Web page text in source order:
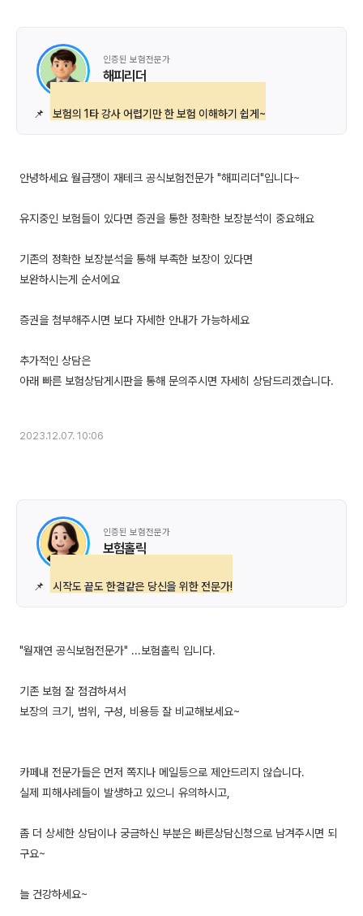
인증된 보험전문가
해피리더
📌 보험의 1타 강사 어렵기만 한 보험 이해하기 쉽게~
안녕하세요 월급쟁이 재테크 공식보험전문가 "해피리더"입니다~
유지중인 보험들이 있다면 증권을 통한 정확한 보장분석이 중요해요
기존의 정확한 보장분석을 통해 부족한 보장이 있다면
보완하시는게 순서에요
증권을 첨부해주시면 보다 자세한 안내가 가능하세요
추가적인 상담은
아래 빠른 보험상담게시판을 통해 문의주시면 자세히 상담드리겠습니다.
2023.12.07. 10:06
인증된 보험전문가
보험홀릭
📌 시작도 끝도 한결같은 당신을 위한 전문가!
"월재연 공식보험전문가" ...보험홀릭 입니다.
기존 보험 잘 점검하셔서
보장의 크기, 범위, 구성, 비용등 잘 비교해보세요~
카페내 전문가들은 먼저 쪽지나 메일등으로 제안드리지 않습니다.
실제 피해사례들이 발생하고 있으니 유의하시고,
좀 더 상세한 상담이나 궁금하신 부분은 빠른상담신청으로 남겨주시면 되
구요~
늘 건강하세요~